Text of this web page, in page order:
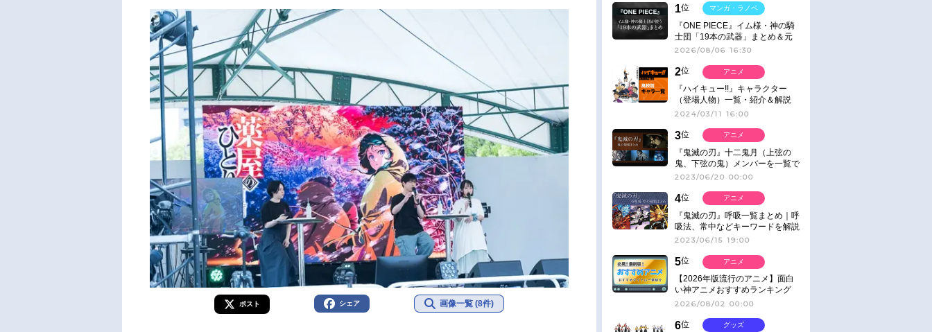
ポスト シェア 画像一覧 (8件)
1位
『ONE PIECE』イム様・神の騎
士団「19本の武器」まとめ＆元
ネタ
2026/08/06 16:30
マンガ・ラノベ
2位
『ハイキュー!!』キャラクター
（登場人物）一覧・紹介＆解説
2024/03/11 16:00
アニメ
3位
『鬼滅の刃』十二鬼月（上弦の
鬼、下弦の鬼）メンバーを一覧で
紹介＆解説（登場鬼の情報まと
2023/06/20 00:00
アニメ
4位
『鬼滅の刃』呼吸一覧まとめ｜呼
吸法、常中などキーワードを解説
2023/06/15 19:00
アニメ
5位
【2026年版流行のアニメ】面白
い神アニメおすすめランキング
【名作・話題作】｜ジャンル別人
2026/08/02 00:00
アニメ
6位
グッズ